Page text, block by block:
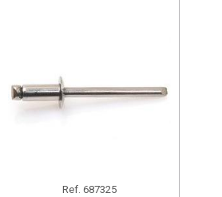
Ref. 687325